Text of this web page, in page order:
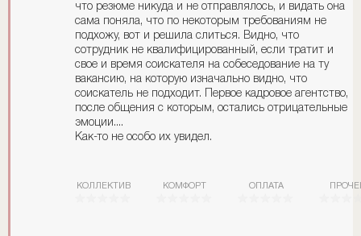
что резюме никуда и не отправлялось, и видать она
сама поняла, что по некоторым требованиям не
подхожу, вот и решила слиться. Видно, что
сотрудник не квалифицированный, если тратит и
свое и время соискателя на собеседование на ту
вакансию, на которую изначально видно, что
соискатель не подходит. Первое кадровое агентство,
после общения с которым, остались отрицательные
эмоции....
Как-то не особо их увидел.
КОЛЛЕКТИВ КОМФОРТ ОПЛАТА